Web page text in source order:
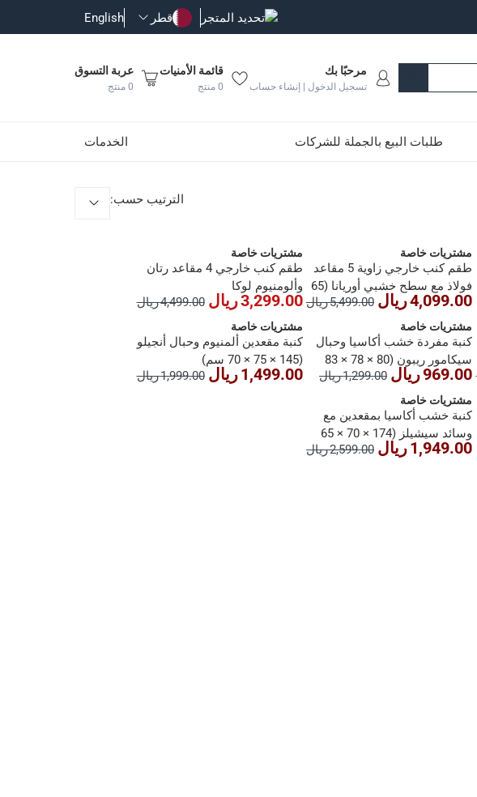
تحديد المتجر قطر English
مرحبًا بك
تسجيل الدخول | إنشاء حساب
قائمة الأمنيات
0 منتج
عربة التسوق
0 منتج
طلبات البيع بالجملة للشركات الخدمات
الترتيب حسب:
مشتريات خاصة
طقم كنب خارجي زاوية 5 مقاعد
فولاذ مع سطح خشبي أوريانا (65
× 55 × 81 سم)
4,099.00 ريال 5,499.00 ريال
مشتريات خاصة
طقم كنب خارجي 4 مقاعد رتان
وألومنيوم لوكا
3,299.00 ريال 4,499.00 ريال
مشتريات خاصة
كنبة مفردة خشب أكاسيا وحبال
سيكامور ريبون (80 × 78 × 83
سم)
969.00 ريال 1,299.00 ريال
مشتريات خاصة
كنبة مقعدين ألمنيوم وحبال أنجيلو
(145 × 75 × 70 سم)
1,499.00 ريال 1,999.00 ريال
مشتريات خاصة
كنبة خشب أكاسيا بمقعدين مع
وسائد سيشيلز (174 × 70 × 65
سم)
1,949.00 ريال 2,599.00 ريال